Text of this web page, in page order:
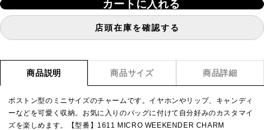
カートに入れる
店頭在庫を確認する
商品説明 商品サイズ 商品詳細
ボストン型のミニサイズのチャームです。イヤホンやリップ、キャンディ
ーなどを可愛く収納。お気に入りのバッグに付けて自分好みのカスタマイ
ズを楽しめます。【型番】1611 MICRO WEEKENDER CHARM